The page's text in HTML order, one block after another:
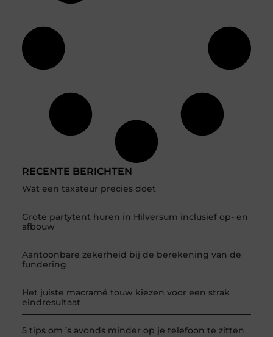
RECENTE BERICHTEN
Wat een taxateur precies doet
Grote partytent huren in Hilversum inclusief op- en
afbouw
Aantoonbare zekerheid bij de berekening van de
fundering
Het juiste macramé touw kiezen voor een strak
eindresultaat
5 tips om ’s avonds minder op je telefoon te zitten